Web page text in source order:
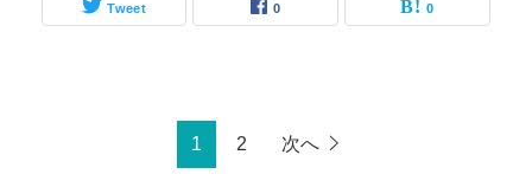
Tweet 0 0
1 2 次へ